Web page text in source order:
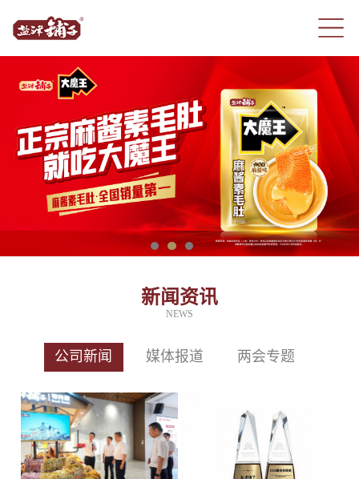
新闻资讯
NEWS
公司新闻 媒体报道 两会专题